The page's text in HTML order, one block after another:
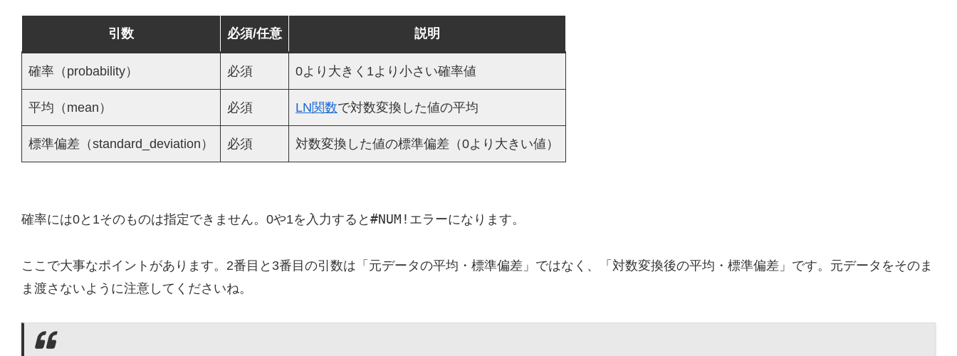
引数 必須/任意 説明
確率（probability） 必須 0より大きく1より小さい確率値
平均（mean） 必須 LN関数で対数変換した値の平均
標準偏差（standard_deviation） 必須 対数変換した値の標準偏差（0より大きい値）
確率には0と1そのものは指定できません。0や1を入力すると #NUM! エラーになります。
ここで大事なポイントがあります。2番目と3番目の引数は「元データの平均・標準偏差」ではなく、「対数変換後の平均・標準偏差」です。元データをそのま
ま渡さないように注意してくださいね。